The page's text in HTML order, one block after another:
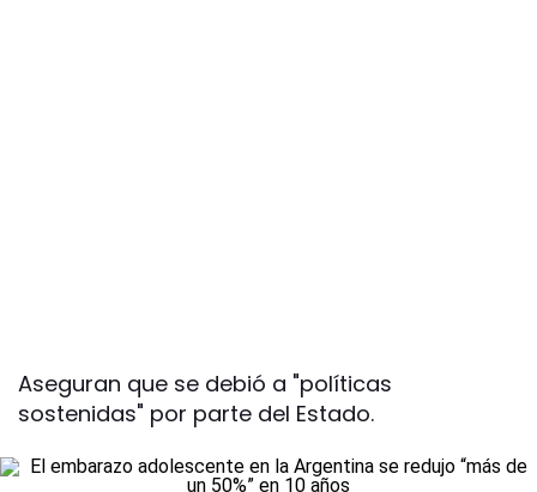
Aseguran que se debió a "políticas
sostenidas" por parte del Estado.